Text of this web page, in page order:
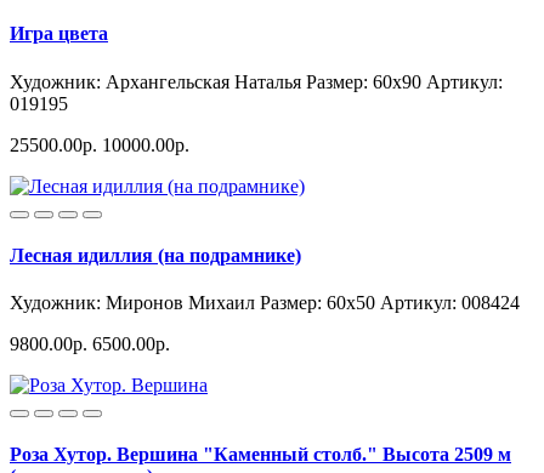
Игра цвета
Художник: Архангельская Наталья Размер: 60x90 Артикул:
019195
25500.00р. 10000.00р.
Лесная идиллия (на подрамнике)
Художник: Миронов Михаил Размер: 60x50 Артикул: 008424
9800.00р. 6500.00р.
Роза Хутор. Вершина "Каменный столб." Высота 2509 м